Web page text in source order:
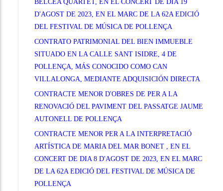
BELCEA QUARTET, EN EL CONCERT DE DIA 19
D'AGOST DE 2023, EN EL MARC DE LA 62A EDICIÓ
DEL FESTIVAL DE MÚSICA DE POLLENÇA
CONTRATO PATRIMONIAL DEL BIEN IMMUEBLE
SITUADO EN LA CALLE SANT ISIDRE, 4 DE
POLLENÇA, MÁS CONOCIDO COMO CAN
VILLALONGA, MEDIANTE ADQUISICIÓN DIRECTA
CONTRACTE MENOR D'OBRES DE PER A LA
RENOVACIÓ DEL PAVIMENT DEL PASSATGE JAUME
AUTONELL DE POLLENÇA
CONTRACTE MENOR PER A LA INTERPRETACIÓ
ARTÍSTICA DE MARIA DEL MAR BONET , EN EL
CONCERT DE DIA 8 D'AGOST DE 2023, EN EL MARC
DE LA 62A EDICIÓ DEL FESTIVAL DE MÚSICA DE
POLLENÇA